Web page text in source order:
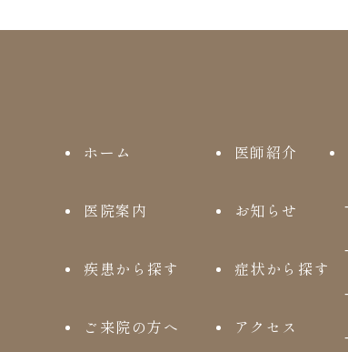
ホーム 医師紹介
医院案内 お知らせ
疾患から探す 症状から探す
ご来院の方へ アクセス